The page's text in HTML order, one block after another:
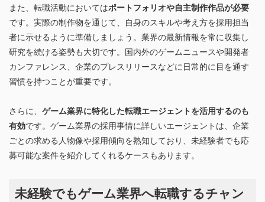
また、転職活動においてはポートフォリオや自主制作作品が必要
です。実際の制作物を通じて、自身のスキルや考え方を採用担当
者に示せるように準備しましょう。業界の最新情報を常に収集し
研究を続ける姿勢も大切です。国内外のゲームニュースや開発者
カンファレンス、企業のプレスリリースなどに日常的に目を通す
習慣を持つことが重要です。
さらに、 ゲーム業界に特化した転職エージェントを活用するのも
有効です。ゲーム業界の採用事情に詳しいエージェントは、企業
ごとの求める人物像や採用傾向を熟知しており、未経験者でも応
募可能な案件を紹介してくれるケースもあります。
未経験でもゲーム業界へ転職するチャン